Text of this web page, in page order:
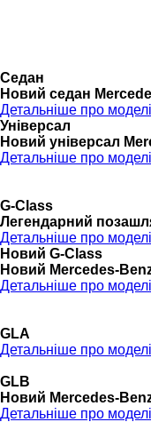
Седан
Новий седан
Детальніше про моделі
Універсал
Новий універсал
Детальніше про моделі
G-Class
Легендарний
Детальніше про моделі
Новий G-Class
Новий Mercedes-
Детальніше про моделі
GLA
Детальніше про моделі
GLB
Новий Mercedes-
Детальніше про моделі